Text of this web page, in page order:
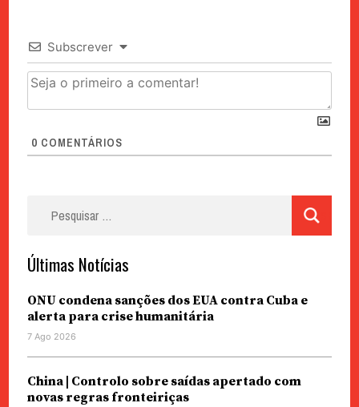
Subscrever
0 COMENTÁRIOS
Últimas Notícias
ONU condena sanções dos EUA contra Cuba e
alerta para crise humanitária
7 Ago 2026
China | Controlo sobre saídas apertado com
novas regras fronteiriças